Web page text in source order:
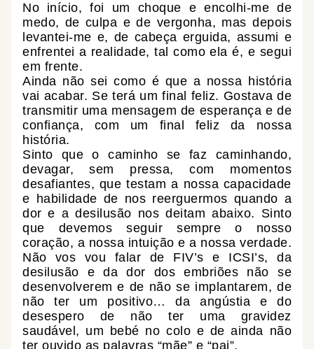
No início, foi um choque e encolhi-me de
medo, de culpa e de vergonha, mas depois
levantei-me e, de cabeça erguida, assumi e
enfrentei a realidade, tal como ela é, e segui
em frente.
Ainda não sei como é que a nossa história
vai acabar. Se terá um final feliz. Gostava de
transmitir uma mensagem de esperança e de
confiança, com um final feliz da nossa
história.
Sinto que o caminho se faz caminhando,
devagar, sem pressa, com momentos
desafiantes, que testam a nossa capacidade
e habilidade de nos reerguermos quando a
dor e a desilusão nos deitam abaixo. Sinto
que devemos seguir sempre o nosso
coração, a nossa intuição e a nossa verdade.
Não vos vou falar de FIV’s e ICSI’s, da
desilusão e da dor dos embriões não se
desenvolverem e de não se implantarem, de
não ter um positivo… da angústia e do
desespero de não ter uma gravidez
saudável, um bebé no colo e de ainda não
ter ouvido as palavras “mãe” e “pai”.